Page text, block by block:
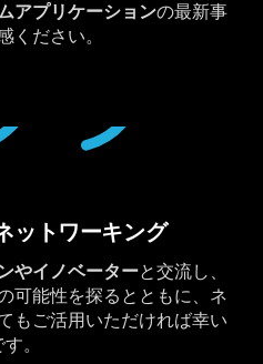
アプリケーションの最新事
ください。
ットワーキング
やイノベーターと交流し、
可能性を探るとともに、ネ
もご活⽤いただければ幸い
。